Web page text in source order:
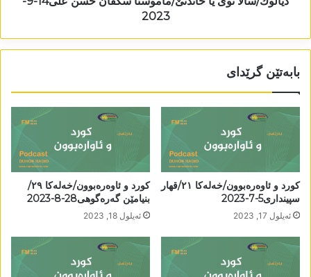
2023
بابەتێن گرێدای
کورد و ئاوەرەبوون/خەلەکا ٢١/قھار
سپینداری5-7-2023
ئه‌یلول 17, 2023
کورد و ئاوەرەبوون/خەلەکا ٢٩/
بنیامێن گەرەگوھی28-8-2023
ئه‌یلول 18, 2023